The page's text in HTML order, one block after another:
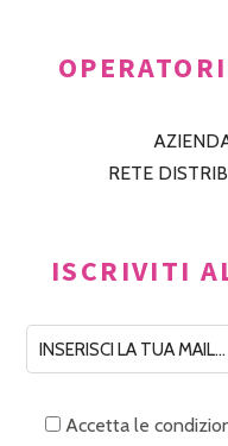
RETE
ISCRIVITI
Accetta le